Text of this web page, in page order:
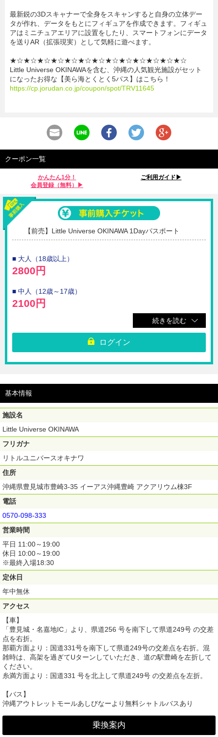
最新鋭の3Dスキャナーで全身をスキャンすると自身の立体デー
タが作れ、データをもとにフィギュアを作成できます。フィギュ
アはミニチュアエリアに設置をしたり、スマートフォンにデータ
を送りAR（拡張現実）として気軽に遊べます。
★☆★☆★☆★☆★☆★☆★☆★☆★☆★☆★☆★☆★☆
Little Universe OKINAWAを含む、沖縄の人気観光施設がセット
になったお得な【美ら海とくとく5パス】はこちら！
https://cp.jorudan.co.jp/coupon/spot/TRV11645
クーポン一覧
かんたん1分！
会員登録（無料）▶︎
ご利用ガイド▶︎
【前売】Little Universe OKINAWA 1Dayパスポート
■ 大人（18歳以上）
2800円
■ 中人（12歳～17歳）
2100円
1600円
※3歳以下は無料です。
【利用期間】ご購入日から180日間
続きを読む
ログイン
基本情報
施設名
Little Universe OKINAWA
フリガナ
リトルユニバースオキナワ
住所
沖縄県豊見城市豊崎3-35 イーアス沖縄豊崎 アクアリウム棟3F
電話
0570-098-333
営業時間
平日 11:00～19:00
休日 10:00～19:00
※最終入場18:30
定休日
年中無休
アクセス
【車】
「豊見城・名嘉地IC」より、県道256 号を南下して県道249号 の交差
点を右折。
那覇方面より：国道331号を南下して県道249号の交差点を右折。混
雑時は、高架を過ぎてUターンしていただき、道の駅豊崎を左折して
ください。
糸満方面より：国道331 号を北上して県道249号 の交差点を左折。
【バス】
沖縄アウトレットモールあしびなーより無料シャトルバスあり
乗換案内